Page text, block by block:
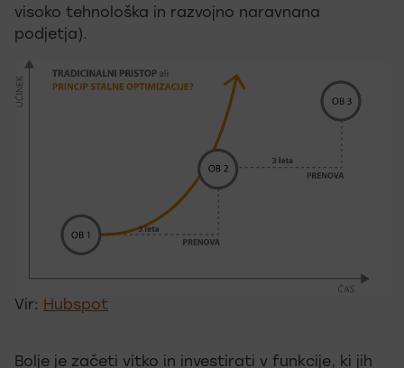
visoko tehnološka in razvojno naravnana
podjetja).
Vir: Hubspot
Bolje je začeti vitko in investirati v funkcije, ki jih